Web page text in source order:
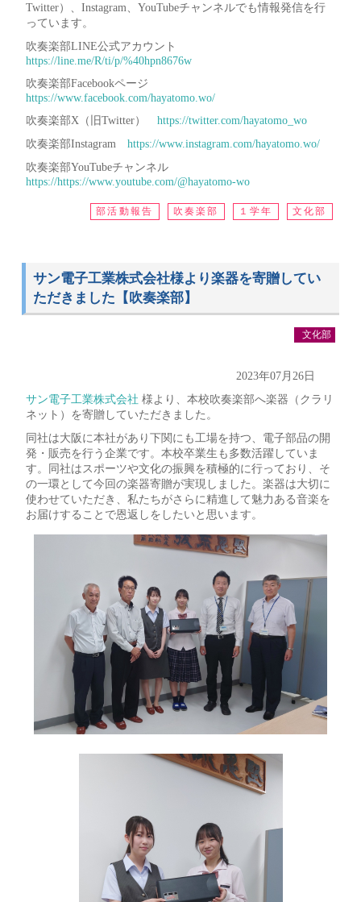
Twitter）、Instagram、YouTubeチャンネルでも情報発信を行
っています。
吹奏楽部LINE公式アカウント
https://line.me/R/ti/p/%40hpn8676w
吹奏楽部Facebookページ
https://www.facebook.com/hayatomo.wo/
吹奏楽部X（旧Twitter）https://twitter.com/hayatomo_wo
吹奏楽部Instagramhttps://www.instagram.com/hayatomo.wo/
吹奏楽部YouTubeチャンネル
https://https://www.youtube.com/@hayatomo-wo
部活動報告 吹奏楽部 １学年 文化部
サン電子工業株式会社様より楽器を寄贈してい
ただきました【吹奏楽部】
文化部
2023年07月26日
サン電子工業株式会社 様より、本校吹奏楽部へ楽器（クラリ
ネット）を寄贈していただきました。
同社は大阪に本社があり下関にも工場を持つ、電子部品の開
発・販売を行う企業です。本校卒業生も多数活躍していま
す。同社はスポーツや文化の振興を積極的に行っており、そ
の一環として今回の楽器寄贈が実現しました。楽器は大切に
使わせていただき、私たちがさらに精進して魅力ある音楽を
お届けすることで恩返しをしたいと思います。